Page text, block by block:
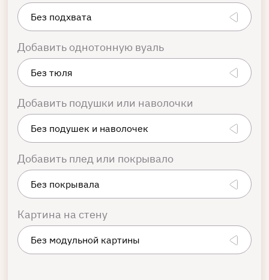
Добавить однотонную вуаль
Добавить подушки или наволочки
Добавить плед или покрывало
Картина на стену